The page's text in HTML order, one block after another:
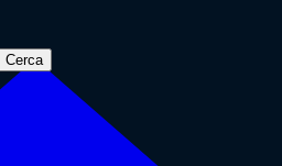
Cerca